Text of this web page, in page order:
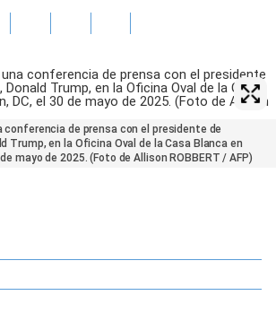
conferencia de prensa con el presidente de
Trump, en la Oficina Oval de la Casa Blanca en
mayo de 2025. (Foto de Allison ROBBERT / AFP)